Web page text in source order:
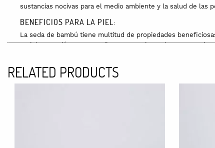
sustancias nocivas para el medio ambiente y la salud de las
BENEFICIOS PARA LA PIEL:
La seda de bambú tiene multitud de propiedades
antiolor y antiácaros, y se dice que previene el
La seda de bambú es una fibra de bajo impacto ambiental,
caso del de estas sábanas, tiene certificado OEKO-TEX®
Las fundas se entregan en una bolsa reutilizable del mismo
RELATED PRODUCTS